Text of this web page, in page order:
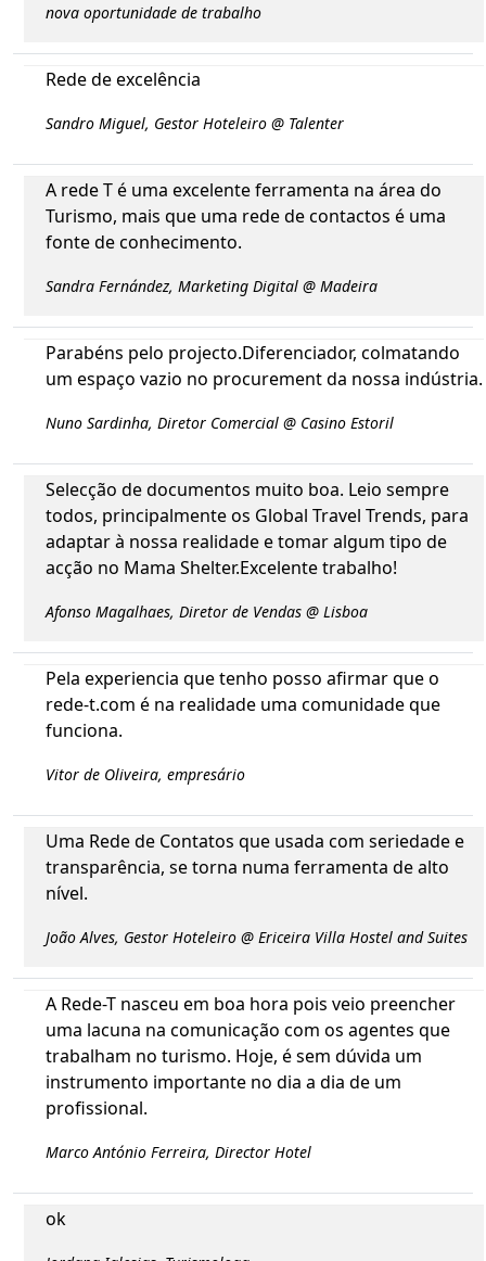
nova oportunidade de trabalho
Rede de excelência
Sandro Miguel, Gestor Hoteleiro @ Talenter
A rede T é uma excelente ferramenta na área do
Turismo, mais que uma rede de contactos é uma
fonte de conhecimento.
Sandra Fernández, Marketing Digital @ Madeira
Parabéns pelo projecto.Diferenciador, colmatando
um espaço vazio no procurement da nossa indústria.
Nuno Sardinha, Diretor Comercial @ Casino Estoril
Selecção de documentos muito boa. Leio sempre
todos, principalmente os Global Travel Trends, para
adaptar à nossa realidade e tomar algum tipo de
acção no Mama Shelter.Excelente trabalho!
Afonso Magalhaes, Diretor de Vendas @ Lisboa
Pela experiencia que tenho posso afirmar que o
rede-t.com é na realidade uma comunidade que
funciona.
Vitor de Oliveira, empresário
Uma Rede de Contatos que usada com seriedade e
transparência, se torna numa ferramenta de alto
nível.
João Alves, Gestor Hoteleiro @ Ericeira Villa Hostel and Suites
A Rede-T nasceu em boa hora pois veio preencher
uma lacuna na comunicação com os agentes que
trabalham no turismo. Hoje, é sem dúvida um
instrumento importante no dia a dia de um
profissional.
Marco António Ferreira, Director Hotel
ok